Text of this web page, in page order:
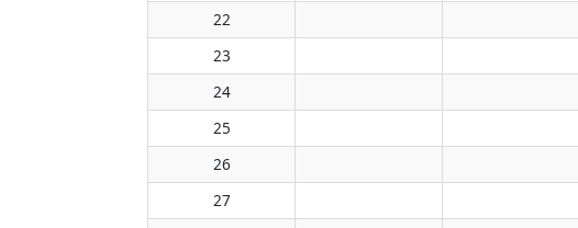
22
23
24
25
26
27